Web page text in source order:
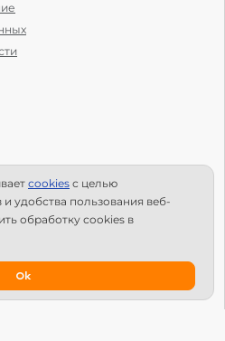
сookies с целью
удобства пользования веб-
обработку сookies в
Ok